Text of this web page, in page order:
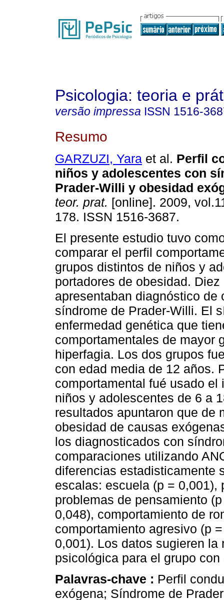
Psicologia: teoria e
versão impressa ISSN 1516-
Resumo
GARZUZI, Yara et al. Perfil
niños y adolescentes con
Prader-Willi y obesidad
teor. prat. [online]. 2009,
178. ISSN 1516-3687.
El presente estudio tuvo
comparar el perfil
grupos distintos de niños y
portadores de obesidad.
apresentaban diagnóstico
síndrome de Prader-Willi. El
enfermedad genética que
comportamentales de mayor
hiperfagia. Los dos grupos
con edad media de 12 años.
comportamental fué usado
niños y adolescentes de 6 a
resultados apuntaron que de
obesidad de causas
los diagnosticados con
comparaciones utilizando
diferencias estadisticamente
escalas: escuela (p = 0,001),
problemas de pensamiento
0,048), comportamiento de
comportamiento agresivo (p
0,001). Los datos sugieren
psicológica para el grupo
Palavras-chave : Perfil
exógena; Síndrome de